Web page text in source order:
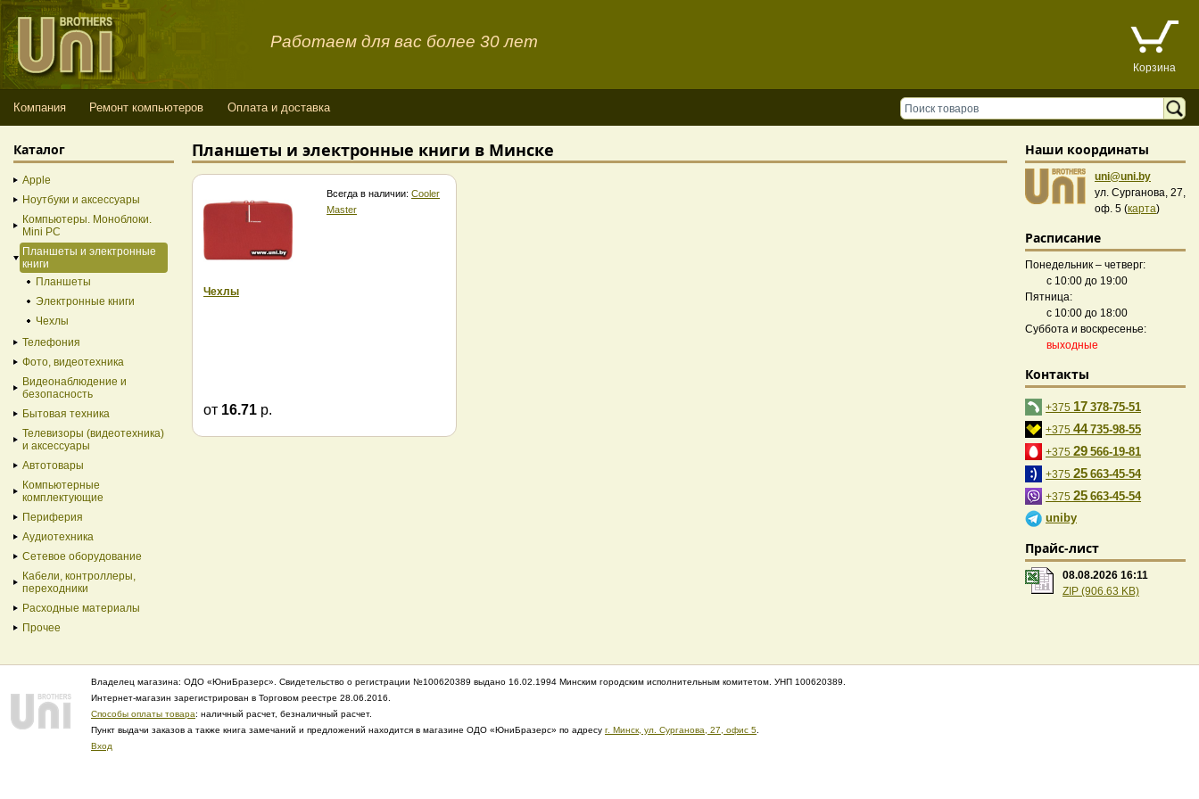
Работаем для вас более 30 лет
Корзина
Компания Ремонт компьютеров Оплата и доставка
Планшеты и электронные книги в Минске
Всегда в наличии:Cooler
Master
Чехлы
от 16.71 р.
Каталог
Apple
Ноутбуки и аксессуары
Компьютеры. Моноблоки.
Mini PC
Планшеты и электронные
книги
Планшеты
Электронные книги
Чехлы
Телефония
Фото, видеотехника
Видеонаблюдение и
безопасность
Бытовая техника
Телевизоры (видеотехника)
и аксессуары
Автотовары
Компьютерные
комплектующие
Периферия
Аудиотехника
Сетевое оборудование
Кабели, контроллеры,
переходники
Расходные материалы
Прочее
Наши координаты
uni@uni.by
ул. Сурганова, 27,
оф. 5 (карта)
Расписание
Понедельник – четверг:
с 10:00 до 19:00
Пятница:
с 10:00 до 18:00
Суббота и воскресенье:
выходные
Контакты
+375 17 378-75-51
+375 44 735-98-55
+375 29 566-19-81
+375 25 663-45-54
+375 25 663-45-54
uniby
Прайс-лист
08.08.2026 16:11
ZIP (906.63 KB)
Владелец магазина: ОДО «ЮниБразерс». Свидетельство о регистрации №100620389 выдано 16.02.1994 Минским городским исполнительным комитетом. УНП 100620389.
Интернет-магазин зарегистрирован в Торговом реестре 28.06.2016.
Способы оплаты товара: наличный расчет, безналичный расчет.
Пункт выдачи заказов а также книга замечаний и предложений находится в магазине ОДО «ЮниБразерс» по адресу г. Минск, ул. Сурганова, 27, офис 5
Вход